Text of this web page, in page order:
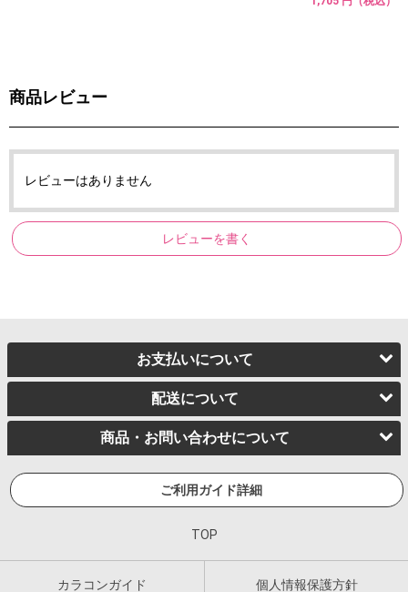
商品レビュー
レビューはありません
レビューを書く
お支払いについて
配送について
商品・お問い合わせについて
ご利用ガイド詳細
TOP
カラコンガイド 個人情報保護方針